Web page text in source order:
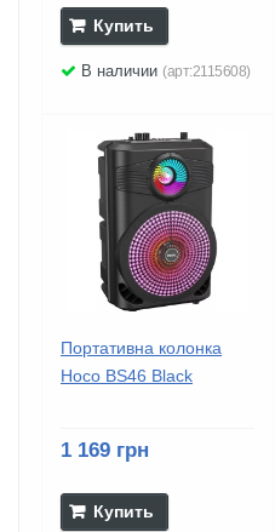
Купить
В наличии (арт:2115608)
Портативна колонка
Hoco BS46 Black
1 169 грн
Купить